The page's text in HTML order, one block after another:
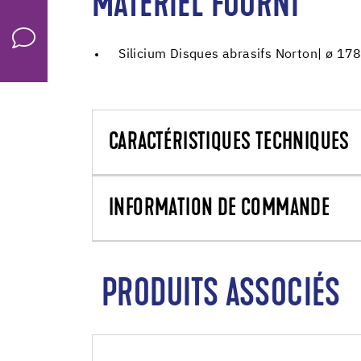
Silicium Disques abrasifs Norton| ø
CARACTÉRISTIQUES TECHNIQUES
INFORMATION DE COMMANDE
PRODUITS ASSOCIÉS